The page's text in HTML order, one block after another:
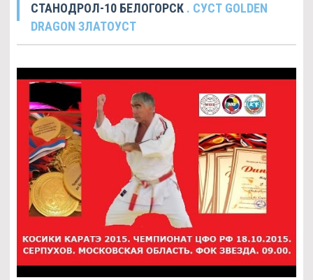
СТАНОДРОЛ-10 БЕЛОГОРСК . СУСТ GOLDEN
DRAGON ЗЛАТОУСТ